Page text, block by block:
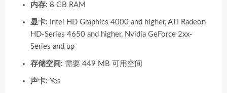
内存: 8 GB RAM
显卡: Intel HD Graphics 4000 and higher, ATI Radeon
HD-Series 4650 and higher, Nvidia GeForce 2xx-
Series and up
存储空间: 需要 449 MB 可用空间
声卡: Yes